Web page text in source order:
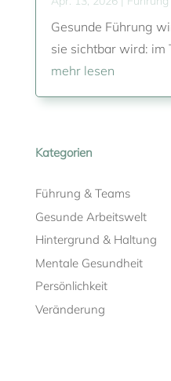
Gesunde Führung
sie sichtbar wird: im
mehr lesen
Kategorien
Führung & Teams
Gesunde Arbeitswelt
Hintergrund & Haltung
Mentale Gesundheit
Persönlichkeit
Veränderung